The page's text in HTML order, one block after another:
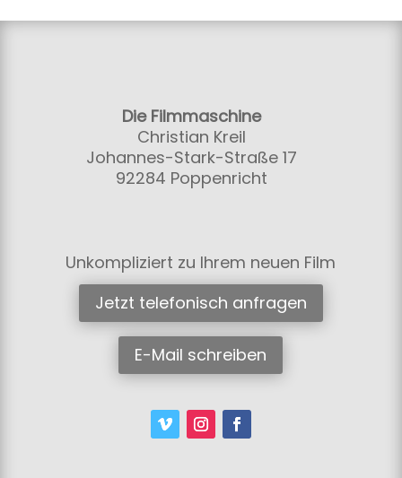
Die Filmmaschine
Christian Kreil
Johannes-Stark-Straße 17
92284 Poppenricht
Unkompliziert zu Ihrem neuen Film
Jetzt telefonisch anfragen
E-Mail schreiben